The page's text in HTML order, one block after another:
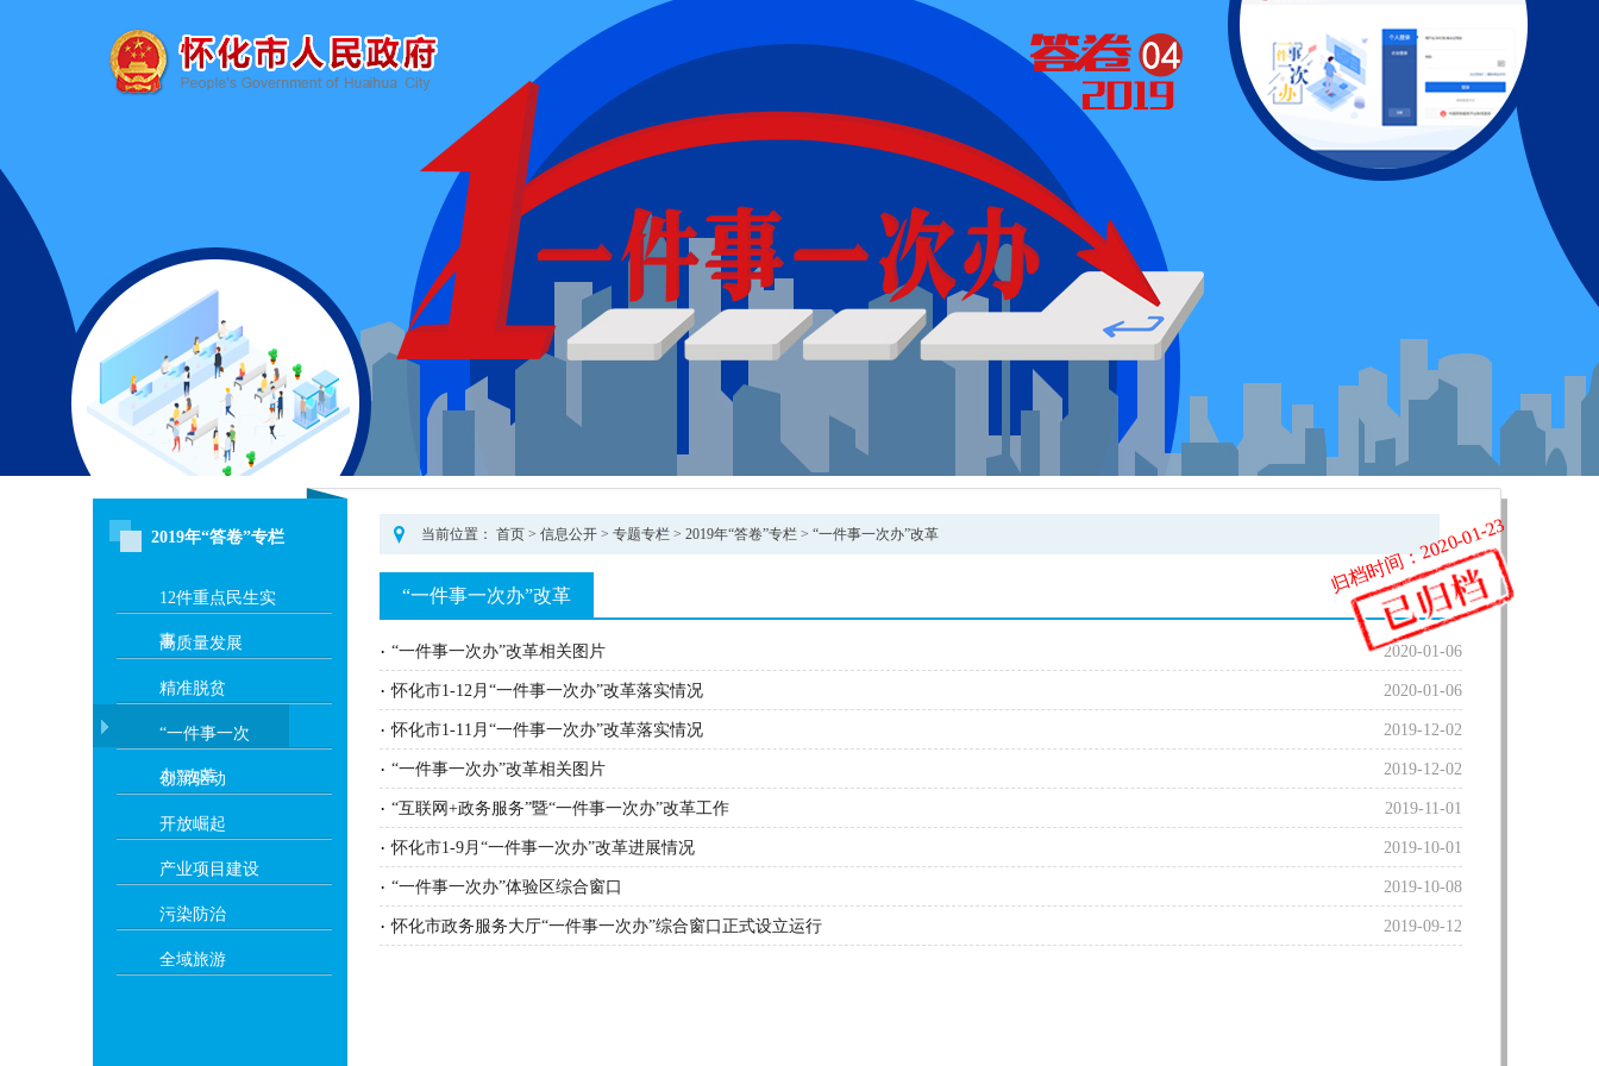
2019年“答卷”专栏
12件重点民生实
事
高质量发展
精准脱贫
“一件事一次
办”改革
创新驱动
开放崛起
产业项目建设
污染防治
全域旅游
当前位置： 首页> 信息公开> 专题专栏> 2019年“答卷”专栏> “一件事一次办”改革
“一件事一次办”改革
2020-01-06
· “一件事一次办”改革相关图片
2020-01-06
· 怀化市1-12月“一件事一次办”改革落实情况
2019-12-02
· 怀化市1-11月“一件事一次办”改革落实情况
2019-12-02
· “一件事一次办”改革相关图片
2019-11-01
· “互联网+政务服务”暨“一件事一次办”改革工作
2019-10-01
· 怀化市1-9月“一件事一次办”改革进展情况
2019-10-08
· “一件事一次办”体验区综合窗口
2019-09-12
· 怀化市政务服务大厅“一件事一次办”综合窗口正式设立运行
归档时间：2020-01-23